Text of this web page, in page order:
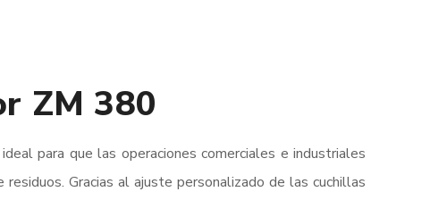
ZM 380
para que las operaciones comerciales e industriales
Gracias al ajuste personalizado de las cuchillas